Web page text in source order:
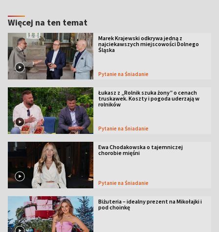
Więcej na ten temat
Marek Krajewski odkrywa jedną z
najciekawszych miejscowości Dolnego
Śląska
Pytanie na Śniadanie
Łukasz z „Rolnik szuka żony” o cenach
truskawek. Koszty i pogoda uderzają w
rolników
Pytanie na Śniadanie
Ewa Chodakowska o tajemniczej
chorobie mięśni
Pytanie na Śniadanie
Biżuteria – idealny prezent na Mikołajki i
pod choinkę